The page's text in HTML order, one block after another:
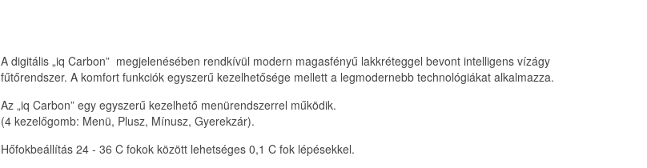
A digitális „iq Carbon” megjelenésében rendkívül modern magasfényű lakkréteggel bevont intelligens vízágy
fűtőrendszer. A komfort funkciók egyszerű kezelhetősége mellett a legmodernebb technológiákat alkalmazza.
Az „iq Carbon” egy egyszerű kezelhető menürendszerrel működik.
(4 kezelőgomb: Menü, Plusz, Mínusz, Gyerekzár).
Hőfokbeállítás 24 - 36 C fokok között lehetséges 0,1 C fok lépésekkel.